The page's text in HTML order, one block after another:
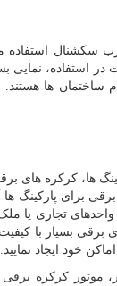
سکشنال
استفاده، نمایی
ساختمان ها هستند.
ها، کرکره های
برقی برای
تجاری یا
بسیار با کیفیت
خود ایجاد نمایید.
موتور کرکره برقی